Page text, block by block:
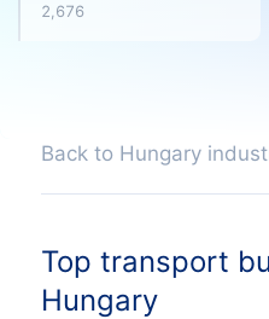
2,676
Back to Hungary
Top transport
Hungary